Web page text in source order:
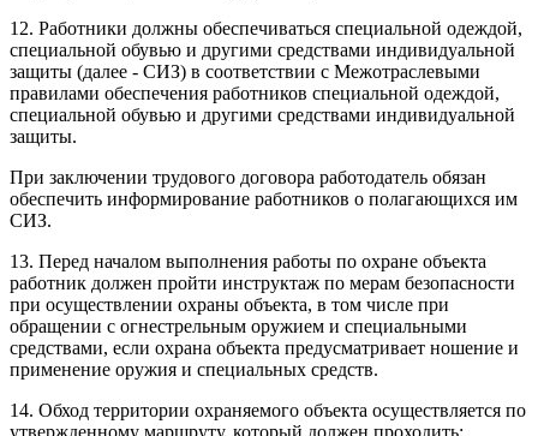
12. Работники должны обеспечиваться специальной одеждой,
специальной обувью и другими средствами индивидуальной
защиты (далее - СИЗ) в соответствии с Межотраслевыми
правилами обеспечения работников специальной одеждой,
специальной обувью и другими средствами индивидуальной
защиты.
При заключении трудового договора работодатель обязан
обеспечить информирование работников о полагающихся им
СИЗ.
13. Перед началом выполнения работы по охране объекта
работник должен пройти инструктаж по мерам безопасности
при осуществлении охраны объекта, в том числе при
обращении с огнестрельным оружием и специальными
средствами, если охрана объекта предусматривает ношение и
применение оружия и специальных средств.
14. Обход территории охраняемого объекта осуществляется по